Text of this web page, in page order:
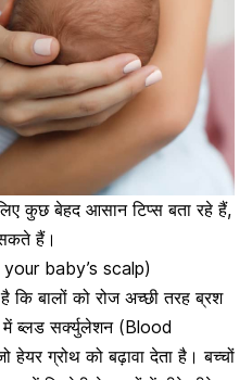
कुछ बेहद आसान टिप्स बता रहे हैं,
हैं।
baby’s scalp)
कि बालों को रोज अच्छी तरह ब्रश
ब्लड सर्क्युलेशन (Blood
हेयर ग्रोथ को बढ़ावा देता है। बच्चों